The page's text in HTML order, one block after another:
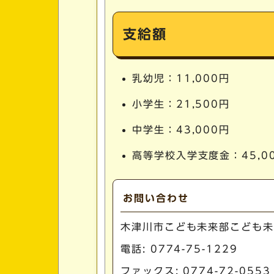
支給額
乳幼児：11,000円
小学生：21,500円
中学生：43,000円
高等学校入学支度金：
お問い合わせ
木津川市こども未来部こども
電話: 0774-75-1229
ファックス: 0774-72-0553